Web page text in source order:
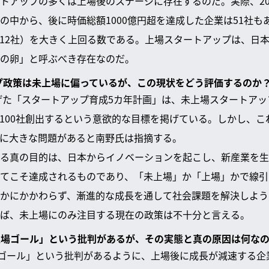
中から、後に時価総額1000億円超を達成した企業は51社も
社）を大きく上回る数である。上場スタートアップは、日
卵」と呼ぶべき存在なのだ。
策は未上場に偏っているが、この現状をどう評価するのか
「スタートアップ育成5カ年計画」は、未上場スタートア
社創出するという意欲的な目標を掲げている。しかし、
大きな問題があると南野氏は指摘する。
真の目的は、日本からイノベーションを起こし、新産業を
こそ達成されるものであり、「未上場」か「上場」かで線
にかかわらず、漸進的な成長を通して社会課題を解決しよ
、未上場にのみ注目する現在の政策は不十分と言える。
ゴール」という批判があるが、その実態と真の原因は何な
ール」という批判があるように、上場後に成長が減速する